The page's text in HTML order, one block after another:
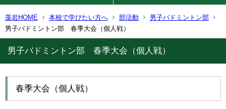
藻岩HOME 本校で学びたい方へ 部活動
男子バドミントン部
男子バドミントン部 春季大会（個人戦）
男子バドミントン部 春季大会（個人戦）
春季大会（個人戦）